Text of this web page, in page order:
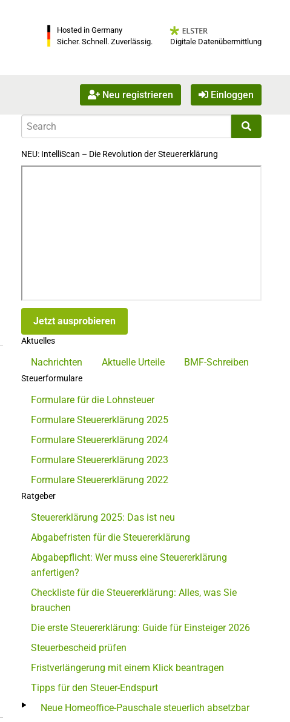
Hosted in Germany
Sicher. Schnell. Zuverlässig.
Digitale Datenübermittlung
Neu registrieren Einloggen
NEU: IntelliScan – Die Revolution der Steuererklärung
Jetzt ausprobieren
Aktuelles
Nachrichten Aktuelle Urteile BMF-Schreiben
Steuerformulare
Formulare für die Lohnsteuer
Formulare Steuererklärung 2025
Formulare Steuererklärung 2024
Formulare Steuererklärung 2023
Formulare Steuererklärung 2022
Ratgeber
Steuererklärung 2025: Das ist neu
Abgabefristen für die Steuererklärung
Abgabepflicht: Wer muss eine Steuererklärung
anfertigen?
Checkliste für die Steuererklärung: Alles, was Sie
brauchen
Die erste Steuererklärung: Guide für Einsteiger 2026
Steuerbescheid prüfen
Fristverlängerung mit einem Klick beantragen
Tipps für den Steuer-Endspurt
Neue Homeoffice-Pauschale steuerlich absetzbar